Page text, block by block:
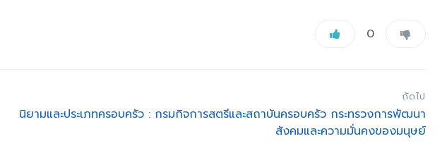
0
ถัดไป
นิยามและประเภทครอบครัว : กรมกิจการสตรีและสถาบันครอบครัว กระทรวงการพัฒนา
สังคมและความมั่นคงของมนุษย์